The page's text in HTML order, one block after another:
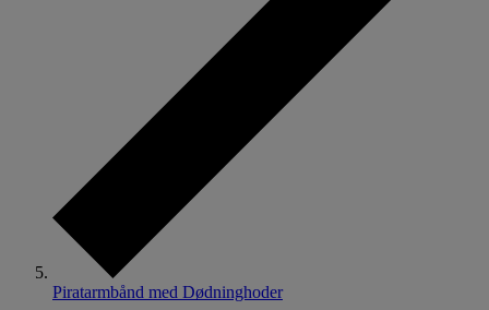
Piratarmbånd med Dødninghoder